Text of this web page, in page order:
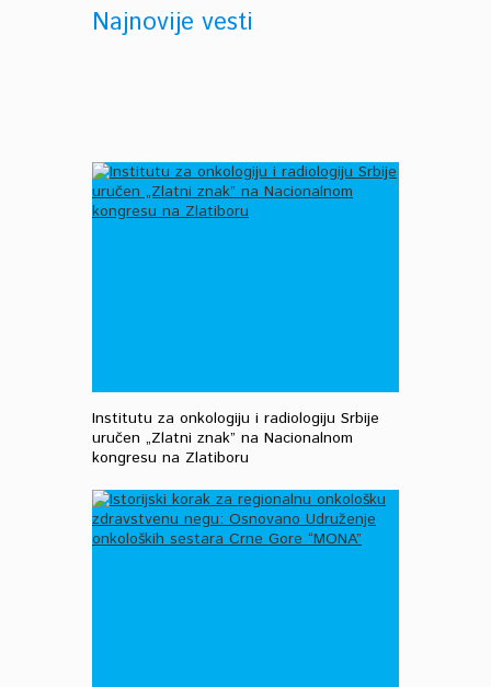
Najnovije vesti
Institutu za onkologiju i radiologiju Srbije
uručen „Zlatni znak” na Nacionalnom
kongresu na Zlatiboru